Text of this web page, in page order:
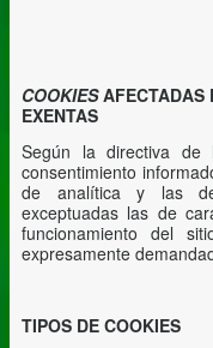
COOKIESAFECTADAS
EXENTAS
Según la directiva de
consentimiento
de analítica y las
exceptuadas las de
funcionamiento del
expresamente
TIPOS DE COOKIES